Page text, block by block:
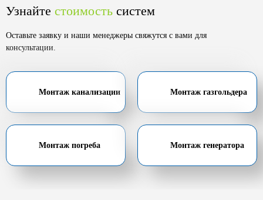
Узнайте стоимость систем
Оставьте заявку и наши менеджеры свяжутся с вами для
консультации.
Монтаж канализации Монтаж газгольдера
Монтаж погреба Монтаж генератора